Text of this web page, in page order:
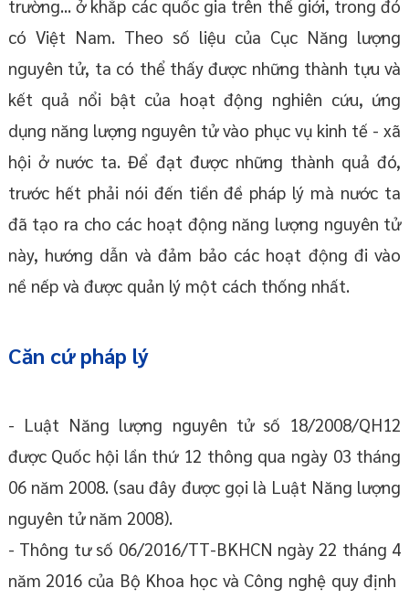
trường... ở khắp các quốc gia trên thế giới, trong đó
có Việt Nam. Theo số liệu của Cục Năng lượng
nguyên tử, ta có thể thấy được những thành tựu và
kết quả nổi bật của hoạt động nghiên cứu, ứng
dụng năng lượng nguyên tử vào phục vụ kinh tế - xã
hội ở nước ta. Để đạt được những thành quả đó,
trước hết phải nói đến tiền đề pháp lý mà nước ta
đã tạo ra cho các hoạt động năng lượng nguyên tử
này, hướng dẫn và đảm bảo các hoạt động đi vào
nề nếp và được quản lý một cách thống nhất.
Căn cứ pháp lý
- Luật Năng lượng nguyên tử số 18/2008/QH12
được Quốc hội lần thứ 12 thông qua ngày 03 tháng
06 năm 2008. (sau đây được gọi là Luật Năng lượng
nguyên tử năm 2008).
- Thông tư số 06/2016/TT-BKHCN ngày 22 tháng 4
năm 2016 của Bộ Khoa học và Công nghệ quy định